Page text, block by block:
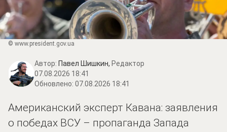
© www.prеsidеnt.gоv.uа
Автор: Павел Шишкин, Редактор
07.08.2026 18:41
Обновлено: 07.08.2026 18:41
Американский эксперт Кавана: заявления
о победах ВСУ – пропаганда Запада